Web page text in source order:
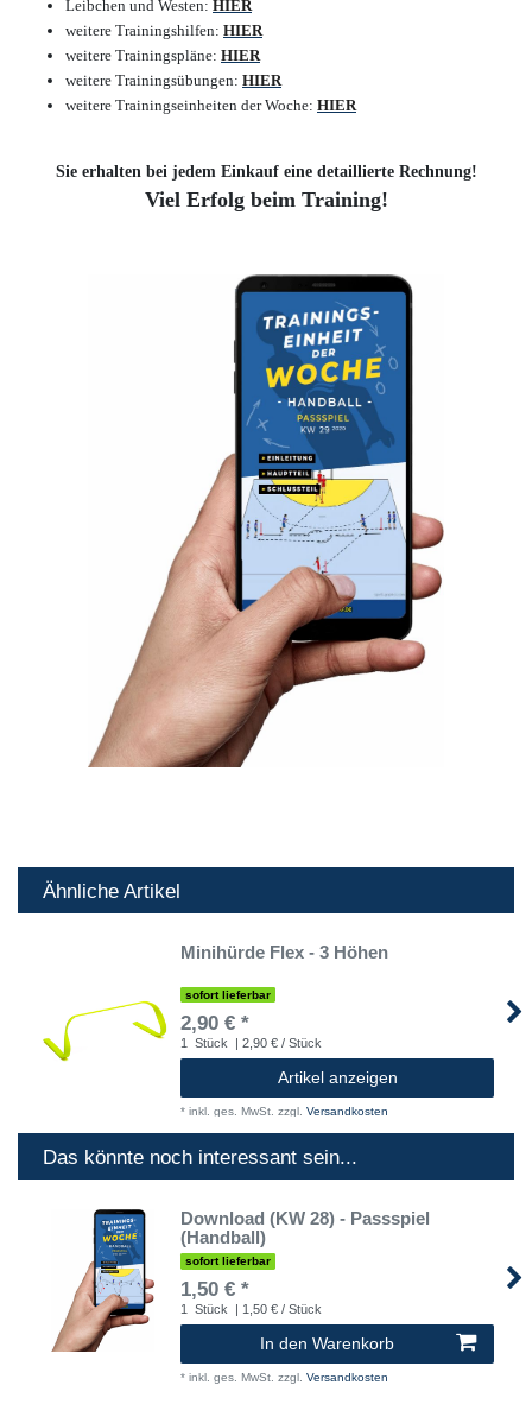
Leibchen und Westen: HIER
weitere Trainingshilfen: HIER
weitere Trainingspläne: HIER
weitere Trainingsübungen: HIER
weitere Trainingseinheiten der Woche: HIER
Sie erhalten bei jedem Einkauf eine detaillierte Rechnung!
Viel Erfolg beim Training!
Ähnliche Artikel
Minihürde Flex - 3 Höhen
sofort lieferbar
2,90 € *
1 Stück | 2,90 € / Stück
Artikel anzeigen
* inkl. ges. MwSt. zzgl. Versandkosten
Das könnte noch interessant sein...
Download (KW 28) - Passspiel
(Handball)
sofort lieferbar
1,50 € *
1 Stück | 1,50 € / Stück
In den Warenkorb
* inkl. ges. MwSt. zzgl. Versandkosten